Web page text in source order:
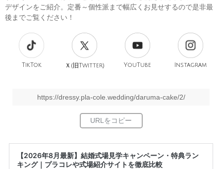
デザインをご紹介。定番～個性派まで幅広くお見せするので是非最
後までご覧ください！
TikTok Ｘ(旧Twitter) YouTube Instagram
https://dressy.pla-cole.wedding/daruma-cake/2/
【2026年8月最新】結婚式場見学キャンペーン・特典ラン
キング｜プラコレや式場紹介サイトを徹底比較